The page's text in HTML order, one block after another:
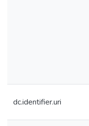
dc.identifier.uri